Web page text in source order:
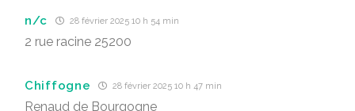
n/c 28 février 2025 10 h 54 min
2 rue racine 25200
Chiffogne 28 février 2025 10 h 47 min
Renaud de Bourgogne